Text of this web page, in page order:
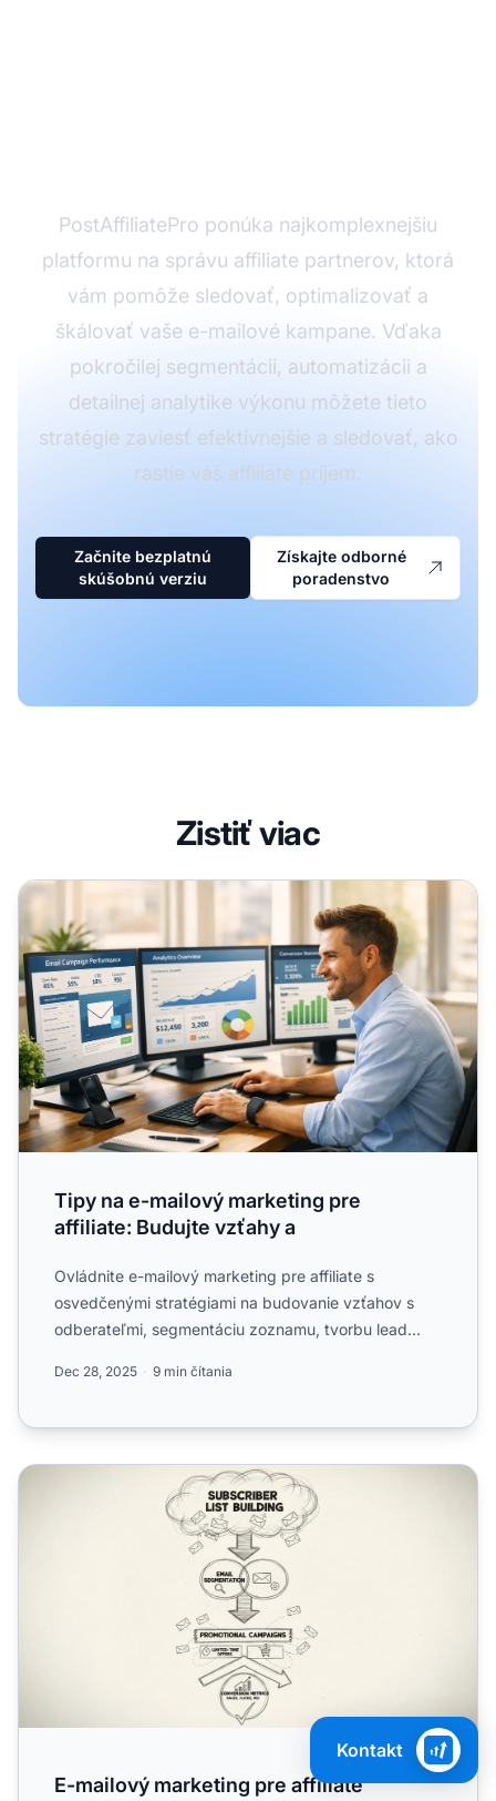
PostAffiliatePro ponúka najkomplexnejšiu
platformu na správu affiliate partnerov, ktorá
vám pomôže sledovať, optimalizovať a
škálovať vaše e-mailové kampane. Vďaka
pokročilej segmentácii, automatizácii a
detailnej analytike výkonu môžete tieto
stratégie zaviesť efektívnejšie a sledovať, ako
rastie váš affiliate príjem.
Začnite bezplatnú
skúšobnú verziu
Získajte odborné
poradenstvo
Zistiť viac
Tipy na e-mailový marketing pre affiliate: Budujte vzťahy a
Tipy na e-mailový marketing pre
affiliate: Budujte vzťahy a
Ovládnite e-mailový marketing pre affiliate s
osvedčenými stratégiami na budovanie vzťahov s
odberateľmi, segmentáciu zoznamu, tvorbu lead
Dec 28, 2025 9 min čítania
E-mailový marketing pre affiliate propagácie
E-mailový marketing pre affiliate
Kontakt